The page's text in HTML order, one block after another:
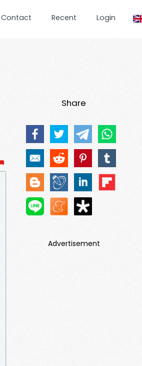
Contact Recent Login
Share
Advertisement